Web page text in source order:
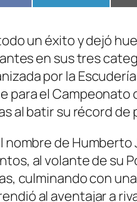
un éxito y dejó
en sus tres
por la
para el Campeonato
al batir su récord de
nombre de
al volante de su
culminando con
al aventajar a